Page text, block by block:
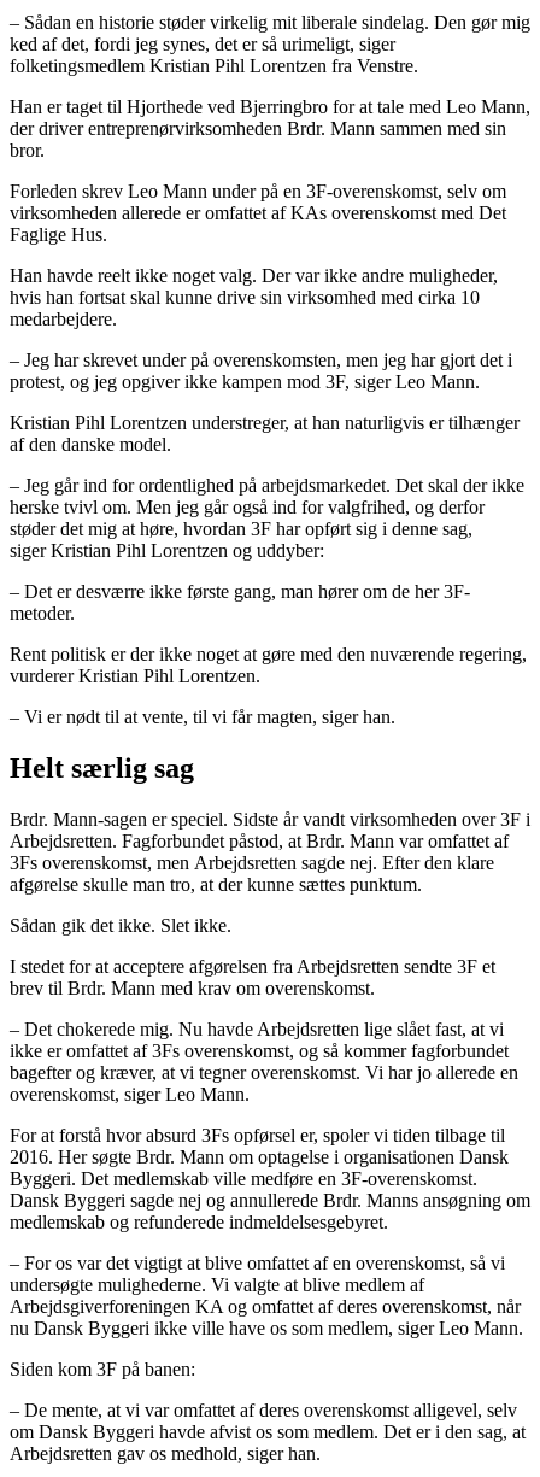
– Sådan en historie støder virkelig mit liberale sindelag. Den gør mig
ked af det, fordi jeg synes, det er så urimeligt, siger
folketingsmedlem Kristian Pihl Lorentzen fra Venstre.
Han er taget til Hjorthede ved Bjerringbro for at tale med Leo Mann,
der driver entreprenørvirksomheden Brdr. Mann sammen med sin
bror.
Forleden skrev Leo Mann under på en 3F-overenskomst, selv om
virksomheden allerede er omfattet af KAs overenskomst med Det
Faglige Hus.
Han havde reelt ikke noget valg. Der var ikke andre muligheder,
hvis han fortsat skal kunne drive sin virksomhed med cirka 10
medarbejdere.
– Jeg har skrevet under på overenskomsten, men jeg har gjort det i
protest, og jeg opgiver ikke kampen mod 3F, siger Leo Mann.
Kristian Pihl Lorentzen understreger, at han naturligvis er tilhænger
af den danske model.
– Jeg går ind for ordentlighed på arbejdsmarkedet. Det skal der ikke
herske tvivl om. Men jeg går også ind for valgfrihed, og derfor
støder det mig at høre, hvordan 3F har opført sig i denne sag,
siger Kristian Pihl Lorentzen og uddyber:
– Det er desværre ikke første gang, man hører om de her 3F-
metoder.
Rent politisk er der ikke noget at gøre med den nuværende regering,
vurderer Kristian Pihl Lorentzen.
– Vi er nødt til at vente, til vi får magten, siger han.
Helt særlig sag
Brdr. Mann-sagen er speciel. Sidste år vandt virksomheden over 3F i
Arbejdsretten. Fagforbundet påstod, at Brdr. Mann var omfattet af
3Fs overenskomst, men Arbejdsretten sagde nej. Efter den klare
afgørelse skulle man tro, at der kunne sættes punktum.
Sådan gik det ikke. Slet ikke.
I stedet for at acceptere afgørelsen fra Arbejdsretten sendte 3F et
brev til Brdr. Mann med krav om overenskomst.
– Det chokerede mig. Nu havde Arbejdsretten lige slået fast, at vi
ikke er omfattet af 3Fs overenskomst, og så kommer fagforbundet
bagefter og kræver, at vi tegner overenskomst. Vi har jo allerede en
overenskomst, siger Leo Mann.
For at forstå hvor absurd 3Fs opførsel er, spoler vi tiden tilbage til
2016. Her søgte Brdr. Mann om optagelse i organisationen Dansk
Byggeri. Det medlemskab ville medføre en 3F-overenskomst.
Dansk Byggeri sagde nej og annullerede Brdr. Manns ansøgning om
medlemskab og refunderede indmeldelsesgebyret.
– For os var det vigtigt at blive omfattet af en overenskomst, så vi
undersøgte mulighederne. Vi valgte at blive medlem af
Arbejdsgiverforeningen KA og omfattet af deres overenskomst, når
nu Dansk Byggeri ikke ville have os som medlem, siger Leo Mann.
Siden kom 3F på banen:
– De mente, at vi var omfattet af deres overenskomst alligevel, selv
om Dansk Byggeri havde afvist os som medlem. Det er i den sag, at
Arbejdsretten gav os medhold, siger han.